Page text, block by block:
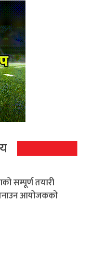
सम्पूर्ण तयारी
आयोजकको